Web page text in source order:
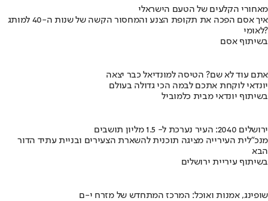
מאחורי הקלעים של הטעם הישראלי
איך אסם הפכה את תקופת הצנע והמחסור הקשה של שנות ה-40 למותג
לאומי?
בשיתוף אסם
אתם עוד לא שם? הטיסה למונדיאל כבר יצאה
יונדאי לוקחת אתכם לבמה הכי גדולה בעולם
בשיתוף יונדאי מבית כלמוביל
ירושלים 2040: העיר נערכת ל- 1.5 מליון תושבים
מנכ"לית העירייה מציגה תוכנית להשארת הצעירים ובניית עתיד הדור
הבא
בשיתוף עיריית ירושלים
שופינג, אמנות ואוכל: המרכז המתחדש של מזרח י-ם